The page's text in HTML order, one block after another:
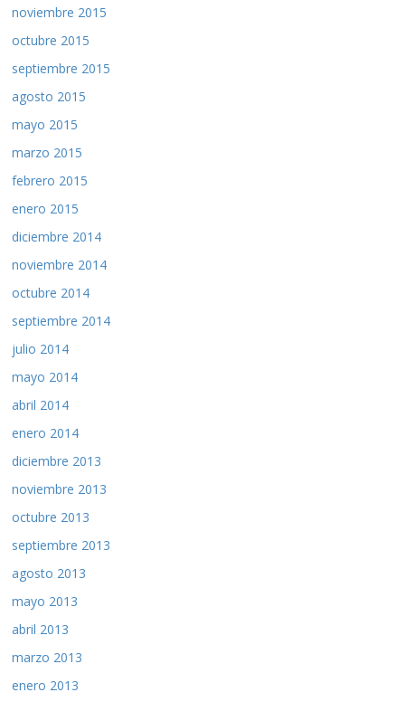
noviembre 2015
octubre 2015
septiembre 2015
agosto 2015
mayo 2015
marzo 2015
febrero 2015
enero 2015
diciembre 2014
noviembre 2014
octubre 2014
septiembre 2014
julio 2014
mayo 2014
abril 2014
enero 2014
diciembre 2013
noviembre 2013
octubre 2013
septiembre 2013
agosto 2013
mayo 2013
abril 2013
marzo 2013
enero 2013